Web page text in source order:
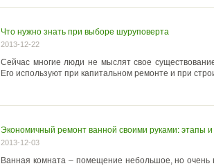
Что нужно знать при выборе шуруповерта
2013-12-22
Сейчас многие люди не мыслят свое
Его используют при капитальном ремонте и при
Экономичный ремонт ванной своими руками: этапы и
2013-12-03
Ванная комната – помещение небольшое, но очень